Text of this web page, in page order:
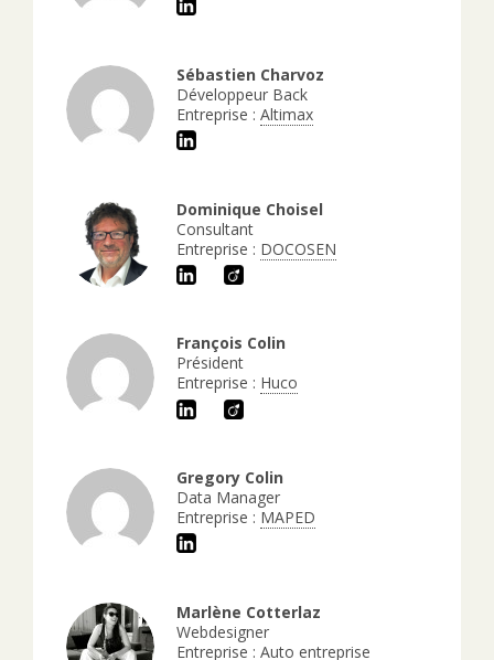
Sébastien Charvoz
Développeur Back
Entreprise : Altimax
Dominique Choisel
Consultant
Entreprise : DOCOSEN
François Colin
Président
Entreprise : Huco
Gregory Colin
Data Manager
Entreprise : MAPED
Marlène Cotterlaz
Webdesigner
Entreprise : Auto entreprise